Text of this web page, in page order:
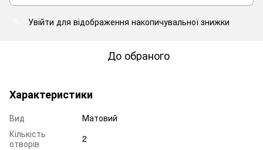
Увійти для відображення накопичувальної знижки
До обраного
Характеристики
Вид
Матовий
Кількість
отворів
2